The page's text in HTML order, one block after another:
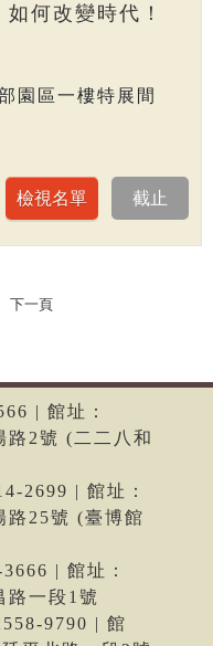
何改變時代！
園區一樓特展間
下一頁
| 館址：
路2號 (二二八和
2699 | 館址：
路25號 (臺博館
| 館址：
路一段1號
9790 | 館